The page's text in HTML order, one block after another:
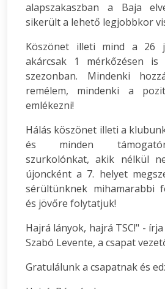
alapszakaszban a Baja
sikerült a lehető legjobbkor
Köszönet illeti mind a 26
akárcsak 1 mérkőzésen
szezonban. Mindenki
remélem, mindenki a
emlékezni!
Hálás köszönet illeti a
és minden
szurkolónkat, akik nélkül
újoncként a 7. helyet
sérültünknek mihamarabbi
és jövőre folytatjuk!
Hajrá lányok, hajrá TSC!" -
Szabó Levente, a csapat
Gratulálunk a csapatnak és